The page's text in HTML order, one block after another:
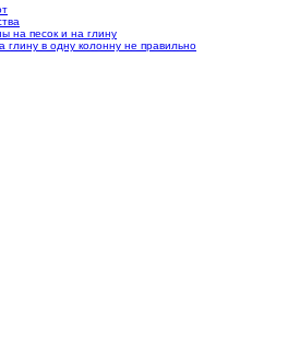
на песок и на глину
глину в одну колонну не правильно